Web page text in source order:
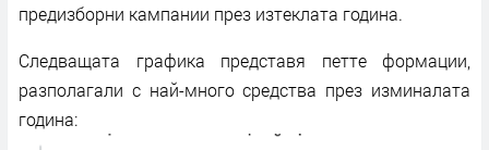
предизборни кампании през изтеклата година.
Следващата графика представя петте формации,
разполагали с най-много средства през изминалата
година: